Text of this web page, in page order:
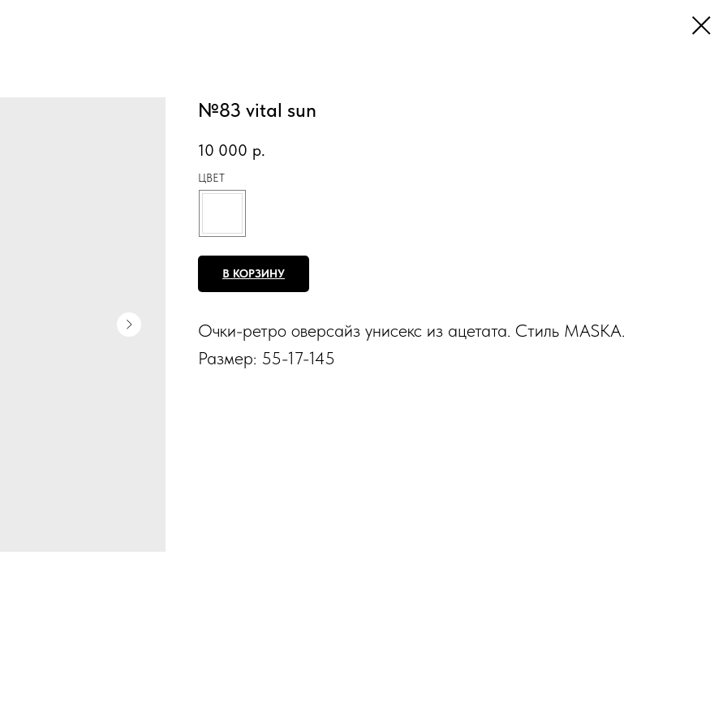
№83 vital sun
10 000 р.
ЦВЕТ
В КОРЗИНУ
Очки-ретро оверсайз унисекс из ацетата. Стиль MASKA.
Размер: 55-17-145